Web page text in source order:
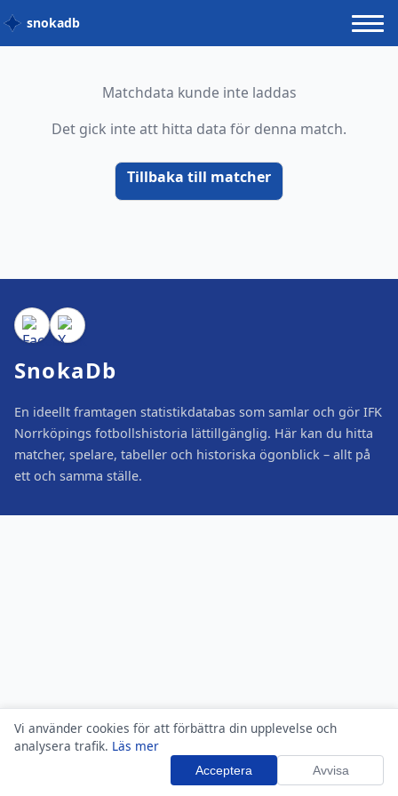
Vi använder cookies för att förbättra din upplevelse och
analysera trafik. Läs mer
Acceptera Avvisa
snokadb
Matchdata kunde inte laddas
Det gick inte att hitta data för denna match.
Tillbaka till matcher
SnokaDb
En ideellt framtagen statistikdatabas som samlar och gör IFK
Norrköpings fotbollshistoria lättillgänglig. Här kan du hitta
matcher, spelare, tabeller och historiska ögonblick – allt på
ett och samma ställe.